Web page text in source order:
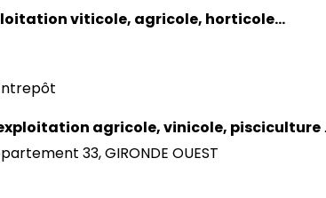
viticole, agricole, horticole…
agricole, vinicole, pisciculture
33, GIRONDE OUEST